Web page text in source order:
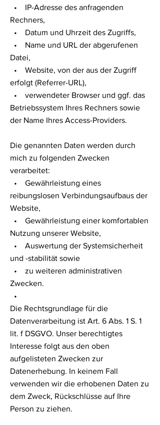
• IP-Adresse des anfragenden
Rechners,
• Datum und Uhrzeit des Zugriffs,
• Name und URL der abgerufenen
Datei,
• Website, von der aus der Zugriff
erfolgt (Referrer-URL),
• verwendeter Browser und ggf. das
Betriebssystem Ihres Rechners sowie
der Name Ihres Access-Providers.
Die genannten Daten werden durch
mich zu folgenden Zwecken
verarbeitet:
• Gewährleistung eines
reibungslosen Verbindungsaufbaus der
Website,
• Gewährleistung einer komfortablen
Nutzung unserer Website,
• Auswertung der Systemsicherheit
und -stabilität sowie
• zu weiteren administrativen
Zwecken.
•
Die Rechtsgrundlage für die
Datenverarbeitung ist Art. 6 Abs. 1 S. 1
lit. f DSGVO. Unser berechtigtes
Interesse folgt aus den oben
aufgelisteten Zwecken zur
Datenerhebung. In keinem Fall
verwenden wir die erhobenen Daten zu
dem Zweck, Rückschlüsse auf Ihre
Person zu ziehen.